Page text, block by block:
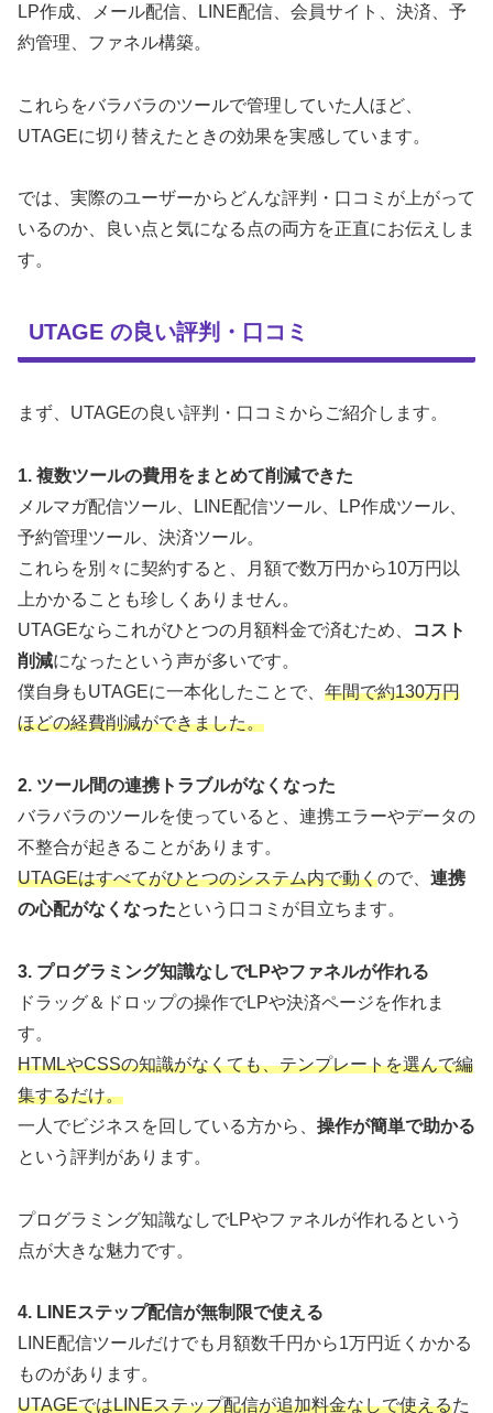
LP作成、メール配信、LINE配信、会員サイト、決済、予
約管理、ファネル構築。
これらをバラバラのツールで管理していた人ほど、
UTAGEに切り替えたときの効果を実感しています。
では、実際のユーザーからどんな評判・口コミが上がって
いるのか、良い点と気になる点の両方を正直にお伝えしま
す。
UTAGE の良い評判・口コミ
まず、UTAGEの良い評判・口コミからご紹介します。
1. 複数ツールの費用をまとめて削減できた
メルマガ配信ツール、LINE配信ツール、LP作成ツール、
予約管理ツール、決済ツール。
これらを別々に契約すると、月額で数万円から10万円以
上かかることも珍しくありません。
UTAGEならこれがひとつの月額料金で済むため、
コスト
削減になったという声が多いです。
僕自身もUTAGEに一本化したことで、 年間で約130万円
ほどの経費削減ができました。
2. ツール間の連携トラブルがなくなった
バラバラのツールを使っていると、連携エラーやデータの
不整合が起きることがあります。
UTAGEはすべてがひとつのシステム内で動くので、 連携
の心配がなくなったという口コミが目立ちます。
3. プログラミング知識なしでLPやファネルが作れる
ドラッグ＆ドロップの操作でLPや決済ページを作れま
す。
HTMLやCSSの知識がなくても、テンプレートを選んで編
集するだけ。
一人でビジネスを回している方から、 操作が簡単で助かる
という評判があります。
プログラミング知識なしでLPやファネルが作れるという
点が大きな魅力です。
4. LINEステップ配信が無制限で使える
LINE配信ツールだけでも月額数千円から1万円近くかかる
ものがあります。
UTAGEではLINEステップ配信が追加料金なしで使えるた